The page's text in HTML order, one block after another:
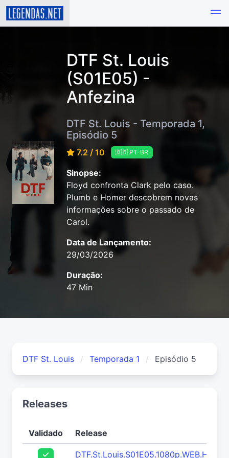
DTF St. Louis
(S01E05) -
Anfezina
DTF St. Louis - Temporada 1,
Episódio 5
7.2 / 10 🇧🇷 PT-BR
Sinopse:
Floyd confronta Clark pelo caso.
Plumb e Homer descobrem novas
informações sobre o passado de
Carol.
Data de Lançamento:
29/03/2026
Duração:
47 Min
DTF St. Louis Temporada 1 Episódio 5
Releases
Validado Release
DTF.St.Louis.S01E05.1080p.WEB.H264-